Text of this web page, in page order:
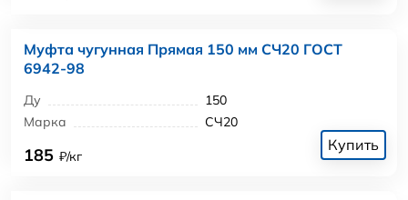
Муфта чугунная Прямая 150 мм СЧ20 ГОСТ
6942-98
Ду
150
Марка
СЧ20
185 ₽/кг
Купить